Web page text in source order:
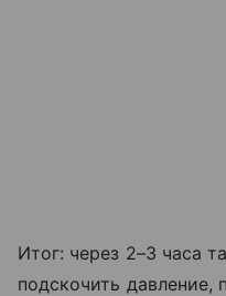
Итог: через 2–3 часа
подскочить давление,